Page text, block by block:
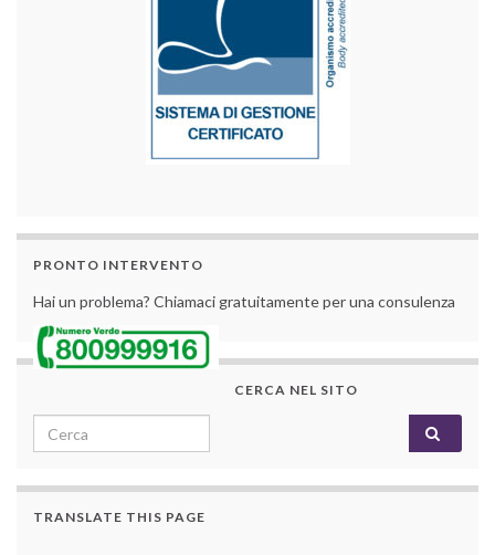
PRONTO INTERVENTO
Hai un problema? Chiamaci gratuitamente per una consulenza
CERCA NEL SITO
Search for:
TRANSLATE THIS PAGE